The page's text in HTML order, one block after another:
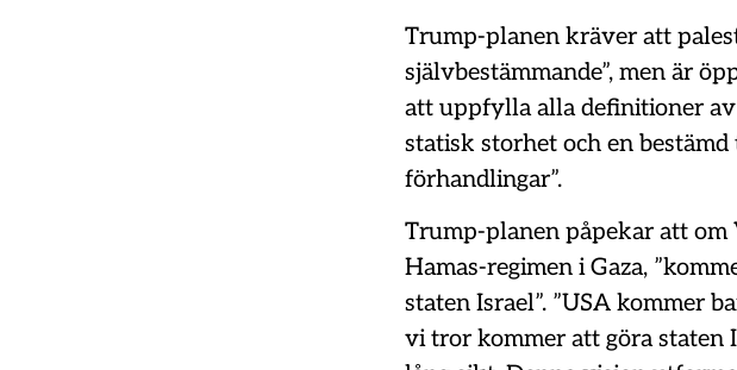
Trump-planen kräver att
självbestämmande”, men är
att uppfylla alla definitioner
statisk storhet och en
förhandlingar”.
Trump-planen påpekar att
Hamas-regimen i Gaza,
staten Israel”. ”USA kommer
vi tror kommer att göra staten